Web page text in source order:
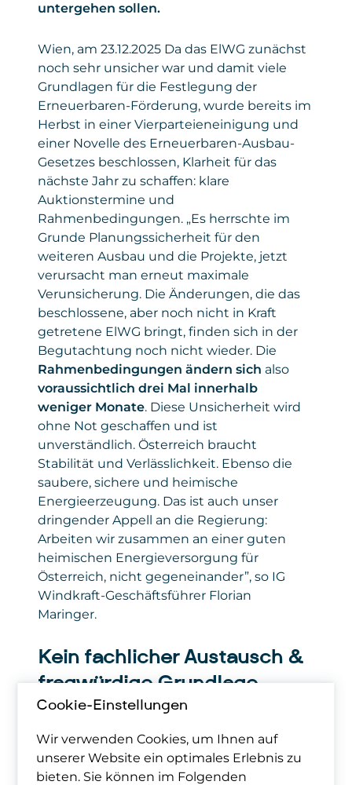
untergehen sollen.
Wien, am 23.12.2025 Da das ElWG zunächst
noch sehr unsicher war und damit viele
Grundlagen für die Festlegung der
Erneuerbaren-Förderung, wurde bereits im
Herbst in einer Vierparteieneinigung und
einer Novelle des Erneuerbaren-Ausbau-
Gesetzes beschlossen, Klarheit für das
nächste Jahr zu schaffen: klare
Auktionstermine und
Rahmenbedingungen. „Es herrschte im
Grunde Planungssicherheit für den
weiteren Ausbau und die Projekte, jetzt
verursacht man erneut maximale
Verunsicherung. Die Änderungen, die das
beschlossene, aber noch nicht in Kraft
getretene ElWG bringt, finden sich in der
Begutachtung noch nicht wieder. Die
Rahmenbedingungen ändern sich also
voraussichtlich drei Mal innerhalb
weniger Monate. Diese Unsicherheit wird
ohne Not geschaffen und ist
unverständlich. Österreich braucht
Stabilität und Verlässlichkeit. Ebenso die
saubere, sichere und heimische
Energieerzeugung. Das ist auch unser
dringender Appell an die Regierung:
Arbeiten wir zusammen an einer guten
heimischen Energieversorgung für
Österreich, nicht gegeneinander”, so IG
Windkraft-Geschäftsführer Florian
Maringer.
Kein fachlicher Austausch &
fragwürdige Grundlage
vieler Energieexpert:innen gab es auch
dazu bislang keinen fachlichen Austausch.
Cookie-Einstellungen
Wir verwenden Cookies, um Ihnen auf
unserer Website ein optimales Erlebnis zu
bieten. Sie können im Folgenden